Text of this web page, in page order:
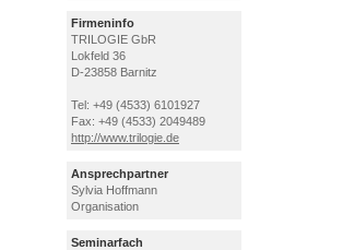
Firmeninfo
TRILOGIE GbR
Lokfeld 36
D-23858 Barnitz
Tel: +49 (4533) 6101927
Fax: +49 (4533) 2049489
http://www.trilogie.de
Ansprechpartner
Sylvia Hoffmann
Organisation
Seminarfach